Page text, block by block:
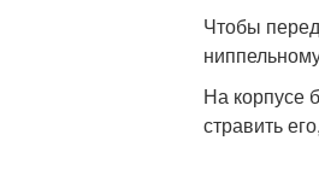
Чтобы
На корпусе
стравить